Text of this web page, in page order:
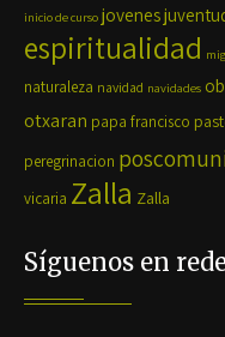
inicio de curso jovenes
espiritualidad
naturaleza navidad navidades
otxaran papa francisco
peregrinacion
vicaria Zalla Zalla
Síguenos en